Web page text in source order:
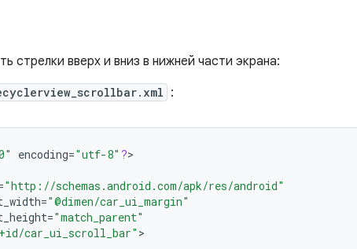
стрелки вверх и вниз в нижней части экрана:
:
encoding="utf-8" ?>
"http://schemas.android.com/apk/res/android"
="@dimen/car_ui_margin"
="match_parent"
car_ui_scroll_bar" >